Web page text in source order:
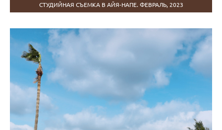
СТУДИЙНАЯ СЪЕМКА В АЙЯ-НАПЕ. ФЕВРАЛЬ, 2023